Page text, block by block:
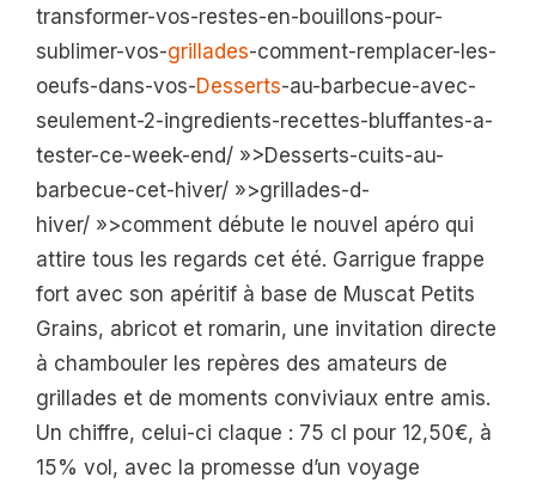
transformer-vos-restes-en-bouillons-pour-
sublimer-vos-grillades-comment-remplacer-les-
oeufs-dans-vos-Desserts-au-barbecue-avec-
seulement-2-ingredients-recettes-bluffantes-a-
tester-ce-week-end/ »>Desserts-cuits-au-
barbecue-cet-hiver/ »>grillades-d-
hiver/ »>comment débute le nouvel apéro qui
attire tous les regards cet été. Garrigue frappe
fort avec son apéritif à base de Muscat Petits
Grains, abricot et romarin, une invitation directe
à chambouler les repères des amateurs de
grillades et de moments conviviaux entre amis.
Un chiffre, celui-ci claque : 75 cl pour 12,50€, à
15% vol, avec la promesse d’un voyage